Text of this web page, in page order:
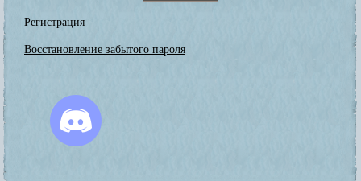
Регистрация
Восстановление забытого пароля